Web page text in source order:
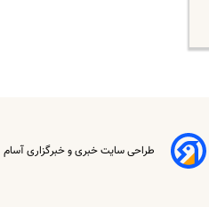
طراحی سایت خبری و خبرگزاری آسام